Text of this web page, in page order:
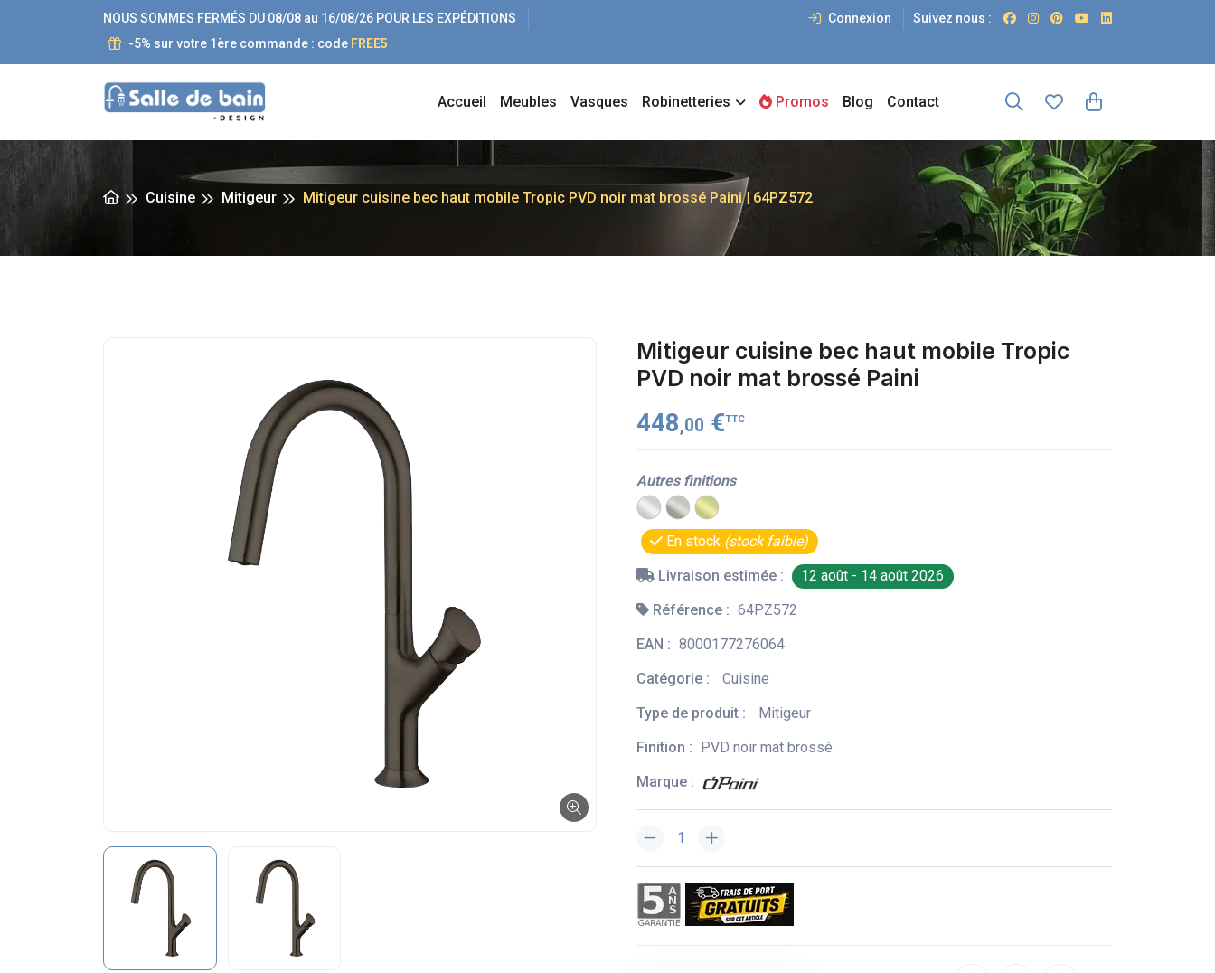
NOUS SOMMES FERMÉS DU 08/08 au 16/08/26 POUR LES EXPÉDITIONS
-5% sur votre 1ère commande : code FREE5
Connexion Suivez nous :
Accueil Meubles Vasques Robinetteries Promos Blog Contact
Cuisine Mitigeur Mitigeur cuisine bec haut mobile Tropic PVD noir mat brossé Paini | 64PZ572
Mitigeur cuisine bec haut mobile Tropic
PVD noir mat brossé Paini
448,00 €TTC
Autres finitions
En stock (stock faible)
Livraison estimée :
12 août - 14 août 2026
Référence : 64PZ572
EAN : 8000177276064
Catégorie :
Cuisine
Type de produit :
Mitigeur
Finition :
PVD noir mat brossé
Marque :